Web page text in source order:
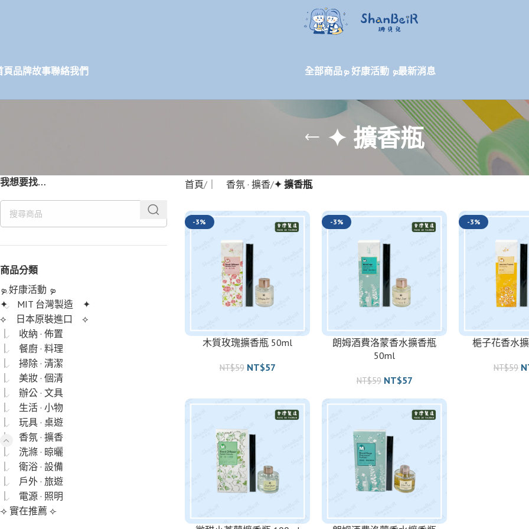
頁品牌故事聯絡我們 全部商品 ܤ 好康活動 ܤ最新消息
✦ 擴香瓶
我想要找…
商品分類
ܤ 好康活動 ܤ
✦ MIT 台灣製造 ✦
⟡ 日本原裝進口 ⟡
｜ 收納 · 佈置
｜ 餐廚 · 料理
｜ 掃除 · 清潔
｜ 美妝 · 個清
｜ 辦公 · 文具
｜ 生活 · 小物
｜ 玩具 · 桌遊
｜ 香氛 · 擴香
｜ 洗滌 · 晾曬
｜ 衛浴 · 設備
｜ 戶外 · 旅遊
｜ 電源 · 照明
⟢ 實在推薦 ⟣
首頁 ｜ 香氛 · 擴香 ✦ 擴香瓶
-3%
木質玫瑰擴香瓶 50ml
NT$59 NT$57
-3%
朗姆酒費洛蒙香水擴香瓶
50ml
NT$59 NT$57
-3%
梔子花香水
NT$59